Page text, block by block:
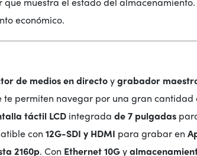
económico.
de medios en directoygrabador
te permiten navegar por una gran cantidad
táctil LCD integrada de 7 pulgadas
con 12G-SDI y HDMI para grabar en
2160p. Con Ethernet 10Gy